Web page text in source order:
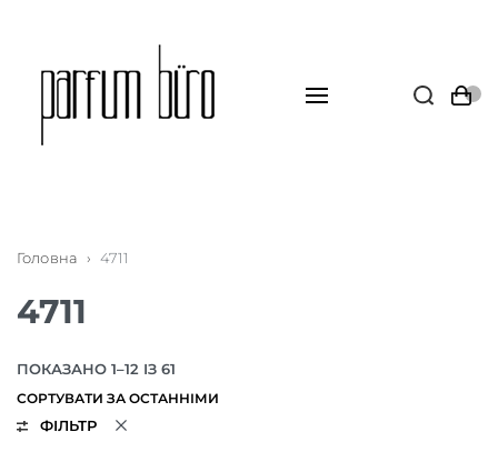
Головна › 4711
4711
ПОКАЗАНО 1–12 ІЗ 61
ФІЛЬТР